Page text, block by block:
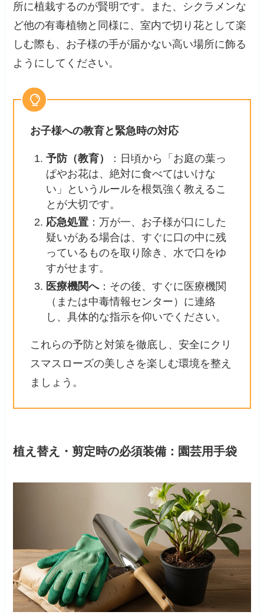
所に植栽するのが賢明です。また、シクラメンな
ど他の有毒植物と同様に、室内で切り花として楽
しむ際も、お子様の手が届かない高い場所に飾る
ようにしてください。
お子様への教育と緊急時の対応
予防（教育）
：日頃から「お庭の葉っ
ぱやお花は、絶対に食べてはいけな
い」というルールを根気強く教えるこ
とが大切です。
応急処置 ：万が一、お子様が口にした
疑いがある場合は、すぐに口の中に残
っているものを取り除き、水で口をゆ
すがせます。
医療機関へ：その後、すぐに医療機関
（または中毒情報センター）に連絡
し、具体的な指示を仰いでください。
これらの予防と対策を徹底し、安全にクリ
スマスローズの美しさを楽しむ環境を整え
ましょう。
植え替え・剪定時の必須装備：園芸用手袋